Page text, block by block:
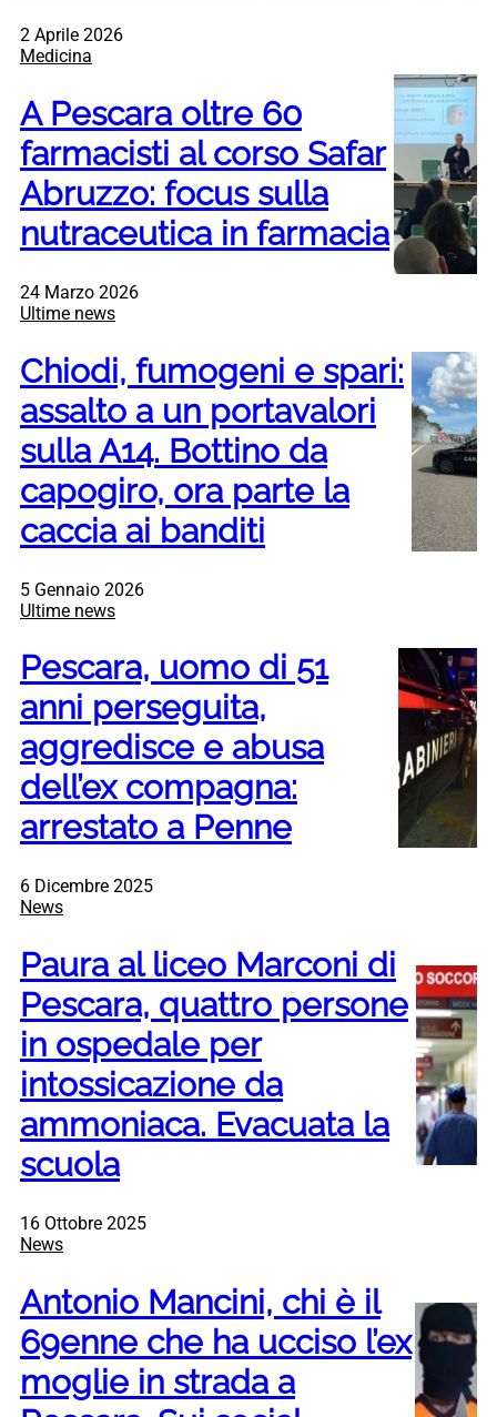
2 Aprile 2026
Medicina
A Pescara oltre 60
farmacisti al corso Safar
Abruzzo: focus sulla
nutraceutica in farmacia
24 Marzo 2026
Ultime news
Chiodi, fumogeni e spari:
assalto a un portavalori
sulla A14. Bottino da
capogiro, ora parte la
caccia ai banditi
5 Gennaio 2026
Ultime news
Pescara, uomo di 51
anni perseguita,
aggredisce e abusa
dell’ex compagna:
arrestato a Penne
6 Dicembre 2025
News
Paura al liceo Marconi di
Pescara, quattro persone
in ospedale per
intossicazione da
ammoniaca. Evacuata la
scuola
16 Ottobre 2025
News
Antonio Mancini, chi è il
69enne che ha ucciso l’ex
moglie in strada a